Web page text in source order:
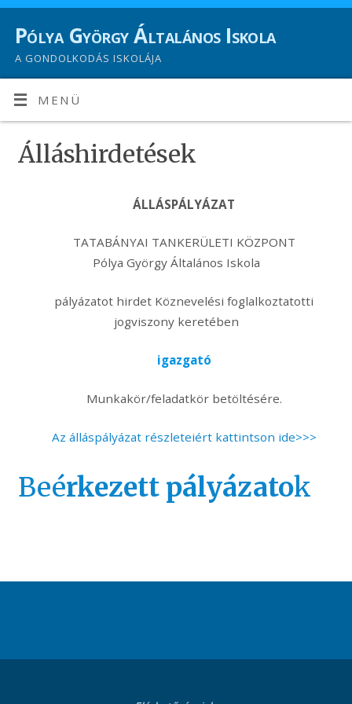
Pólya György Általános Iskola
A GONDOLKODÁS ISKOLÁJA
MENÜ
Álláshirdetések
ÁLLÁSPÁLYÁZAT
TATABÁNYAI TANKERÜLETI KÖZPONT
Pólya György Általános Iskola
pályázatot hirdet Köznevelési foglalkoztatotti
jogviszony keretében
igazgató
Munkakör/feladatkör betöltésére.
Az álláspályázat részleteiért kattintson ide>>>
Beérkezett pályázatok